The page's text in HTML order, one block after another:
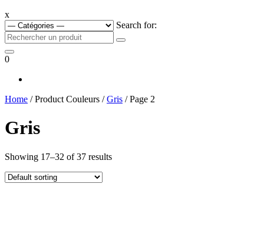
x
Search for:
0
Home / Product Couleurs /Gris / Page 2
Gris
Showing 17–32 of 37 results